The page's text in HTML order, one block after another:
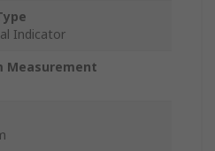
Indicator
Measurement